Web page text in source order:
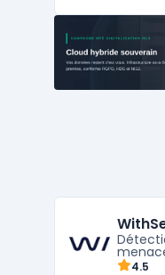
posture face
sécurité
internes de
4.5